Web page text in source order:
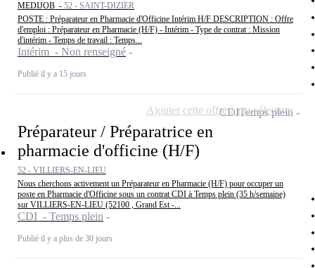
MEDIJOB - 52 - SAINT-DIZIER
POSTE : Préparateur en Pharmacie d'Officine Intérim H/F DESCRIPTION : Offre
d'emploi : Préparateur en Pharmacie (H/F) - Intérim - Type de contrat : Mission
d'intérim - Temps de travail : Temps...
Intérim - Non renseigné
Publié il y a 15 jours
Préparateur / Préparatrice en
pharmacie d'officine (H/F)
52 - VILLIERS-EN-LIEU
Nous cherchons activement un Préparateur en Pharmacie (H/F) pour occuper un
poste en Pharmacie d'Officine sous un contrat CDI à Temps plein (35 h/semaine)
sur VILLIERS-EN-LIEU (52100 , Grand Est -...
CDI - Temps plein
Publié il y a plus de 30 jours
CDITemps plein
Ajouter cette offre à ma sélection